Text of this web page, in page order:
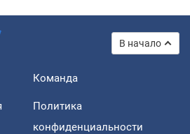
В начало
Команда
Политика
конфиденциальности